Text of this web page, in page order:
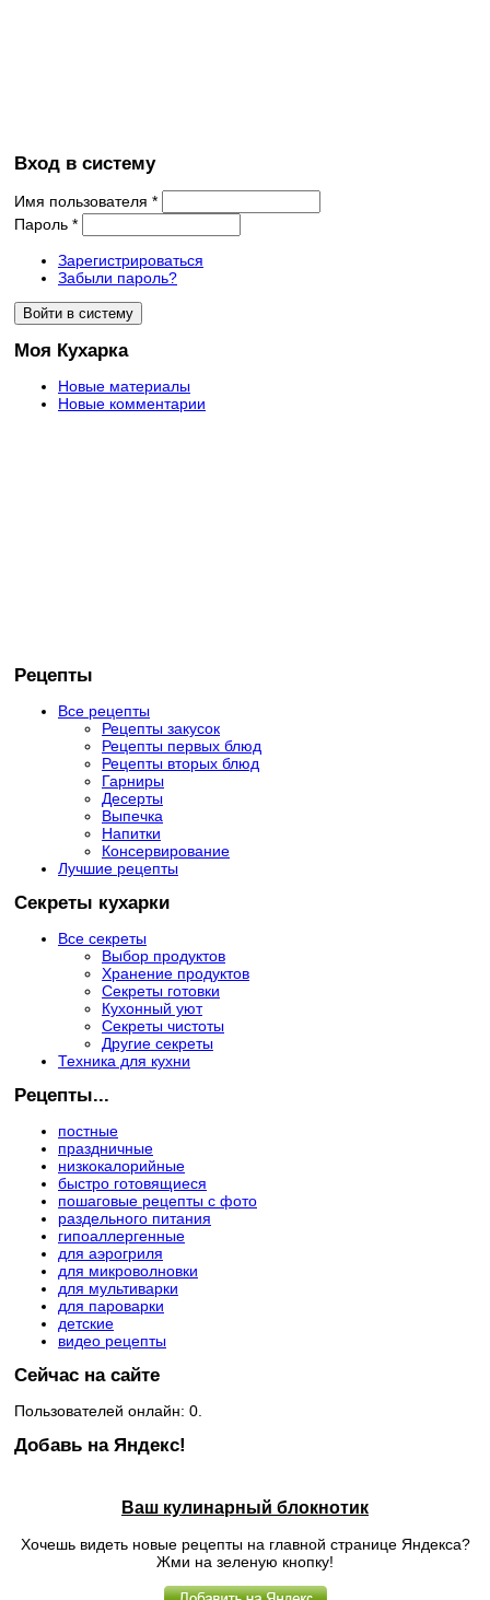
Вход в систему
Имя пользователя *
Пароль *
Зарегистрироваться
Забыли пароль?
Моя Кухарка
Новые материалы
Новые комментарии
Рецепты
Все рецепты
Рецепты закусок
Рецепты первых блюд
Рецепты вторых блюд
Гарниры
Десерты
Выпечка
Напитки
Консервирование
Лучшие рецепты
Секреты кухарки
Все секреты
Выбор продуктов
Хранение продуктов
Секреты готовки
Кухонный уют
Секреты чистоты
Другие секреты
Техника для кухни
Рецепты...
постные
праздничные
низкокалорийные
быстро готовящиеся
пошаговые рецепты с фото
раздельного питания
гипоаллергенные
для аэрогриля
для микроволновки
для мультиварки
для пароварки
детские
видео рецепты
Сейчас на сайте
Пользователей онлайн: 0.
Добавь на Яндекс!
Ваш кулинарный блокнотик
Хочешь видеть новые рецепты на главной странице Яндекса?
Жми на зеленую кнопку!